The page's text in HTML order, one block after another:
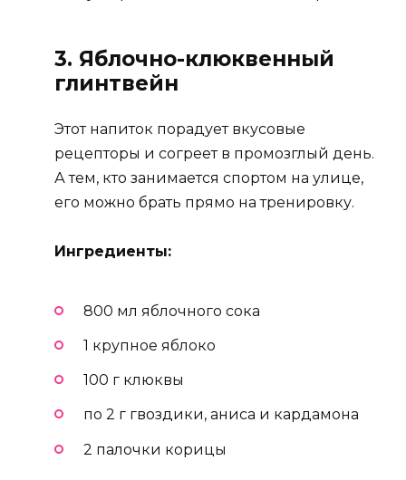
3. Яблочно-клюквенный
глинтвейн
Этот напиток порадует вкусовые
рецепторы и согреет в промозглый день.
А тем, кто занимается спортом на улице,
его можно брать прямо на тренировку.
Ингредиенты:
800 мл яблочного сока
1 крупное яблоко
100 г клюквы
по 2 г гвоздики, аниса и кардамона
2 палочки корицы